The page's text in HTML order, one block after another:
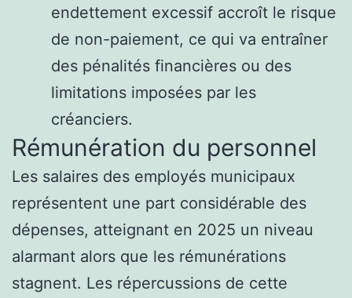
endettement excessif accroît le risque
de non-paiement, ce qui va entraîner
des pénalités financières ou des
limitations imposées par les
créanciers.
Rémunération du personnel
Les salaires des employés municipaux
représentent une part considérable des
dépenses, atteignant en 2025 un niveau
alarmant alors que les rémunérations
stagnent. Les répercussions de cette